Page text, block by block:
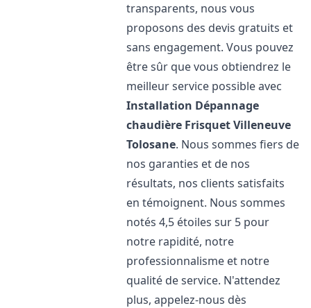
transparents, nous vous
proposons des devis gratuits et
sans engagement. Vous pouvez
être sûr que vous obtiendrez le
meilleur service possible avec
Installation Dépannage
chaudière FrisquetVilleneuve
Tolosane. Nous sommes fiers de
nos garanties et de nos
résultats, nos clients satisfaits
en témoignent. Nous sommes
notés 4,5 étoiles sur 5 pour
notre rapidité, notre
professionnalisme et notre
qualité de service. N'attendez
plus, appelez-nous dès